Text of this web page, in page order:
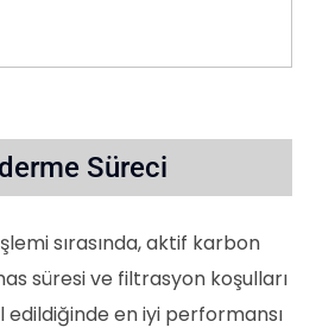
Süreci
sırasında, aktif karbon
süresi ve filtrasyon koşulları
en iyi performansı